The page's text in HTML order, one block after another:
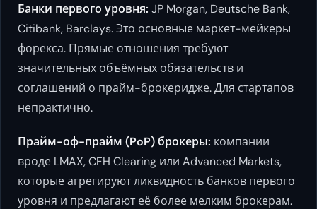
Банки первого уровня: JP Morgan, Deutsche Bank,
Citibank, Barclays. Это основные маркет-мейкеры
форекса. Прямые отношения требуют
значительных объёмных обязательств и
соглашений о прайм-брокеридже. Для стартапов
непрактично.
Прайм-оф-прайм (PoP) брокеры: компании
вроде LMAX, CFH Clearing или Advanced Markets,
которые агрегируют ликвидность банков первого
уровня и предлагают её более мелким брокерам.